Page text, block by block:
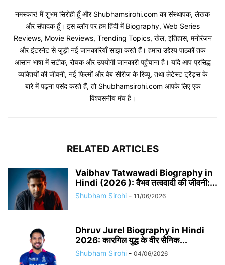
नमस्कार! मैं शुभम सिरोही हूँ और Shubhamsirohi.com का संस्थापक, लेखक
और संपादक हूँ। इस ब्लॉग पर हम हिंदी में Biography, Web Series
Reviews, Movie Reviews, Trending Topics, खेल, इतिहास, मनोरंजन
और इंटरनेट से जुड़ी नई जानकारियाँ साझा करते हैं। हमारा उद्देश्य पाठकों तक
आसान भाषा में सटीक, रोचक और उपयोगी जानकारी पहुँचाना है। यदि आप प्रसिद्ध
व्यक्तियों की जीवनी, नई फिल्मों और वेब सीरीज़ के रिव्यू, तथा लेटेस्ट ट्रेंड्स के
बारे में पढ़ना पसंद करते हैं, तो Shubhamsirohi.com आपके लिए एक
विश्वसनीय मंच है।
RELATED ARTICLES
Vaibhav Tatwawadi Biography in
Hindi (2026 ): वैभव तत्ववादी की जीवनी:...
Shubham Sirohi - 11/06/2026
Dhruv Jurel Biography in Hindi
2026: कारगिल युद्ध के वीर सैनिक...
Shubham Sirohi - 04/06/2026